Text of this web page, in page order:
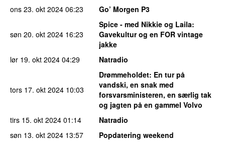
ons 23. okt 2024 06:23 Go’ Morgen P3
søn 20. okt 2024 16:23
Spice - med Nikkie og Laila:
Gavekultur og en FOR vintage
jakke
lør 19. okt 2024 04:29 Natradio
tors 17. okt 2024 10:03
Drømmeholdet: En tur på
vandski, en snak med
forsvarsministeren, en særlig tak
og jagten på en gammel Volvo
tirs 15. okt 2024 01:14
Natradio
søn 13. okt 2024 13:57 Popdatering weekend